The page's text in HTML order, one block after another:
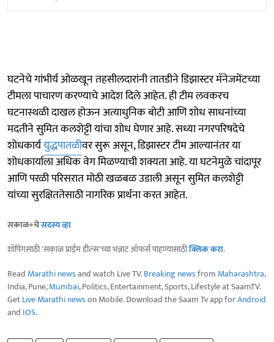
घटनेचे गांभीर्य ओळखून तहसीलदारांनी तातडीने डिझास्टर मॅनेजमेंटच्या
टीमला पाचारण करण्याचे आदेश दिले आहेत. ही टीम लवकरच
घटनास्थळी दाखल होऊन अत्याधुनिक बोटी आणि शोध साधनांच्या
मदतीने सुमित कलशेट्टी यांचा शोध घेणार आहे. सध्या नगरपरिषदेचे
शोधकार्ययुद्धपातळीवर सुरू असून, डिझास्टर टीम आल्यानंतर या
शोधकार्याला अधिक वेग मिळण्याची शक्यता आहे. या घटनेमुळे चांदापूर
आणि परळी परिसरात मोठी खळबळ उडाली असून सुमित कलशेट्टी
यांच्या सुरक्षिततेसाठी नागरिक प्रार्थना करत आहेत.
सकाळ+चेसदस्य व्हा
शॉपिंगसाठी 'सकाळ प्राईम डील्स'च्या भन्नाट ऑफर्स पाहण्यासाठीक्लिक करा.
Read Marathi newsand watch Live TV.Breaking newsfrom Maharashtra,
India, Pune,Mumbai, Politics, Entertainment, Sports, Lifestyle at SaamTV.
GetLive Marathi newson Mobile. Download the Saam Tv app forAndroid
and IOS.